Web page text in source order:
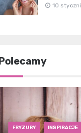
10
Polecamy
FRYZURY INSPIRACJE